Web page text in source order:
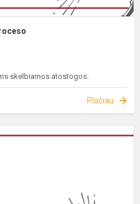
skelbiamos atostogos.
Plačiau